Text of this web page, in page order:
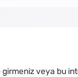
veya bu